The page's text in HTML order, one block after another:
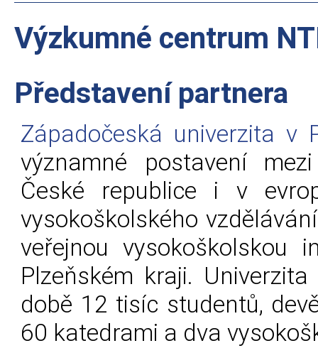
Výzkumné centrum
Představení partnera
Západočeská univerzita v
významné postavení
České republice i v
vysokoškolského
veřejnou vysokoškolskou
Plzeňském kraji.
době 12 tisíc studentů,
60 katedrami a dva